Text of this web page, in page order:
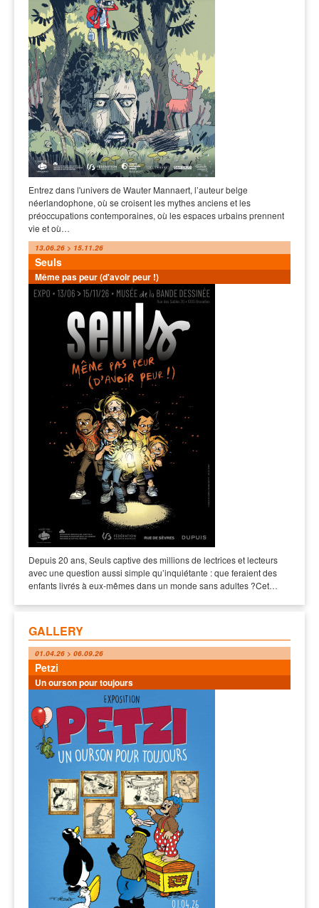
Entrez dans l'univers de Wauter Mannaert, l’auteur belge
néerlandophone, où se croisent les mythes anciens et les
préoccupations contemporaines, où les espaces urbains prennent
vie et où…
13.06.26 > 15.11.26
Seuls
Même pas peur (d'avoir peur !)
Depuis 20 ans, Seuls captive des millions de lectrices et lecteurs
avec une question aussi simple qu’inquiétante : que feraient des
enfants livrés à eux-mêmes dans un monde sans adultes ?Cet…
GALLERY
01.04.26 > 06.09.26
Petzi
Un ourson pour toujours